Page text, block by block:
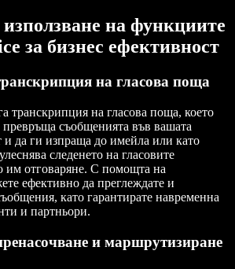
на функциите
за бизнес ефективност
на гласова поща
транскрипция на гласова поща, което
превръща съобщенията във вашата
и да ги изпраща до имейла или като
следенето на гласовите
им отговаряне. С помощта на
ефективно да преглеждате и
като гарантирате навременна
и партньори.
и маршрутизиране